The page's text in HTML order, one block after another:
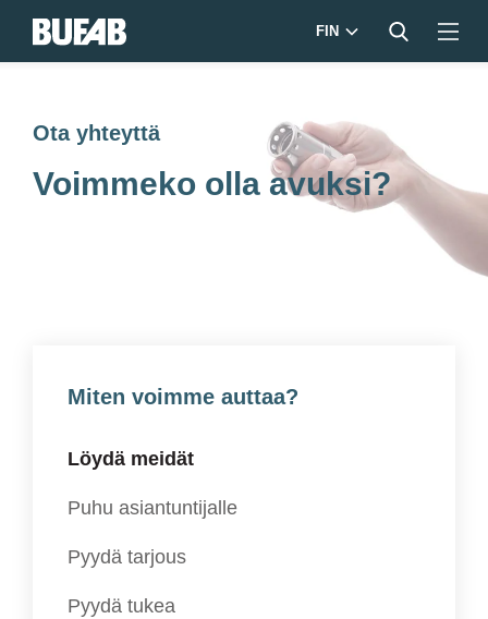
FIN
Ota yhteyttä
Voimmeko olla avuksi?
Miten voimme auttaa?
Löydä meidät
Puhu asiantuntijalle
Pyydä tarjous
Pyydä tukea